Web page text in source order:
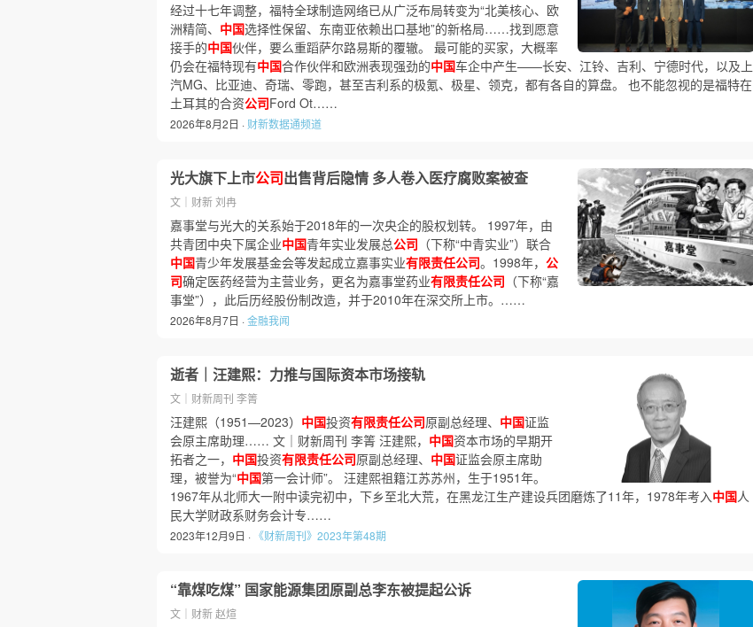
经过十七年调整，福特全球制造网络已从广泛布局转变为“北美核心、欧
洲精简、 中国选择性保留、东南亚依赖出口基地”的新格局……找到愿意
接手的中国伙伴，要么重蹈萨尔路易斯的覆辙。 最可能的买家，大概率
仍会在福特现有中国合作伙伴和欧洲表现强劲的中国车企中产生——长安、江铃、吉利、宁德时代，以及上
汽MG、比亚迪、奇瑞、零跑，甚至吉利系的极氪、极星、领克，都有各自的算盘。 也不能忽视的是福特在
土耳其的合资公司Ford Ot……
2026年8月2日 · 财新数据通频道
光大旗下上市公司出售背后隐情 多人卷入医疗腐败案被查
文｜财新 刘冉
嘉事堂与光大的关系始于2018年的一次央企的股权划转。 1997年，由
共青团中央下属企业中国青年实业发展总公司 （下称“中青实业”）联合
中国青少年发展基金会等发起成立嘉事实业有限责任公司。1998年， 公
司确定医药经营为主营业务，更名为嘉事堂药业有限责任公司 （下称“嘉
事堂”），此后历经股份制改造，并于2010年在深交所上市。……
2026年8月7日 ·金融我闻
逝者｜汪建熙：力推与国际资本市场接轨
文｜财新周刊 李箐
汪建熙（1951—2023） 中国投资有限责任公司原副总经理、 中国证监
会原主席助理…… 文｜财新周刊 李箐 汪建熙， 中国资本市场的早期开
拓者之一， 中国投资有限责任公司原副总经理、 中国证监会原主席助
理，被誉为“中国第一会计师”。 汪建熙祖籍江苏苏州，生于1951年。
1967年从北师大一附中读完初中，下乡至北大荒，在黑龙江生产建设兵团磨炼了11年，1978年考入中国人
民大学财政系财务会计专……
2023年12月9日 · 《财新周刊》2023年第48期
“靠煤吃煤” 国家能源集团原副总李东被提起公诉
文｜财新 赵煊